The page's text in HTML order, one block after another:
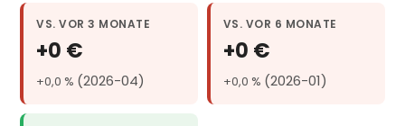
VS. VOR 3 MONATE
+0 €
+0,0 % (2026-04)
VS. VOR 6 MONATE
+0 €
+0,0 % (2026-01)